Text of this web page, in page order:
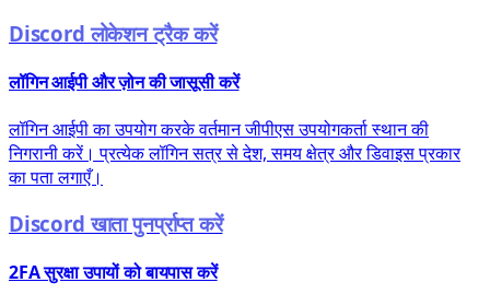
Discord लोकेशन ट्रैक करें
लॉगिन आईपी और ज़ोन की जासूसी करें
लॉगिन आईपी का उपयोग करके वर्तमान जीपीएस उपयोगकर्ता स्थान की
निगरानी करें। प्रत्येक लॉगिन सत्र से देश, समय क्षेत्र और डिवाइस प्रकार
का पता लगाएँ।
Discord खाता पुनर्प्राप्त करें
2FA सुरक्षा उपायों को बायपास करें